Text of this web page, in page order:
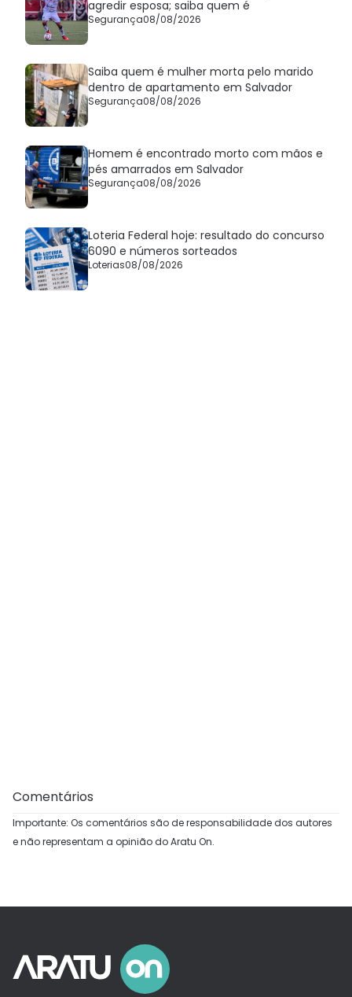
agredir esposa; saiba quem é
Segurança08/08/2026
Saiba quem é mulher morta pelo marido
dentro de apartamento em Salvador
Segurança08/08/2026
Homem é encontrado morto com mãos e
pés amarrados em Salvador
Segurança08/08/2026
Loteria Federal hoje: resultado do concurso
6090 e números sorteados
Loterias08/08/2026
Comentários
Importante: Os comentários são de responsabilidade dos autores
e não representam a opinião do Aratu On.